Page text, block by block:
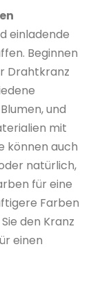
einladende
Beginnen
Drahtkranz
und
mit
können auch
natürlich,
für eine
Farben
den Kranz
einen